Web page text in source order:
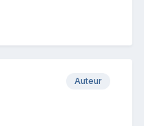
Auteur